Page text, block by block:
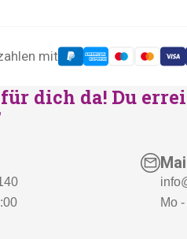
mit
dich da! Du
Mo